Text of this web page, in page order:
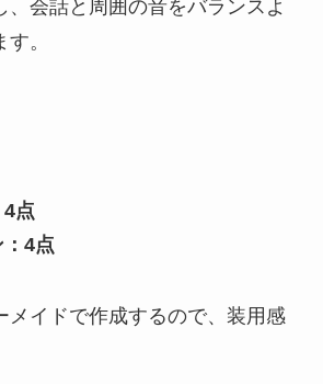
、会話と周囲の音をバランスよ
。
点
4点
メイドで作成するので、装用感